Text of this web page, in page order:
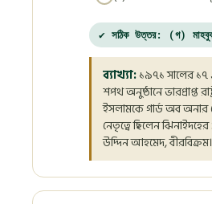
✔ সঠিক উত্তর: (গ) মাহবুব
ব্যাখ্যা:১৯৭১ সালের ১৭
শপথ অনুষ্ঠানে ভারপ্রাপ্ত
ইসলামকে গার্ড অব অনার
নেতৃত্বে ছিলেন
উদ্দিন আহমেদ, বীরবিক্রম।